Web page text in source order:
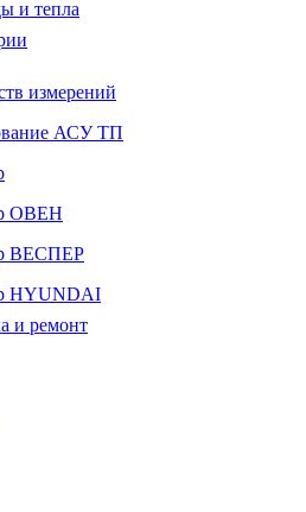
и тепла
измерений
АСУ ТП
ОВЕН
ВЕСПЕР
HYUNDAI
и ремонт